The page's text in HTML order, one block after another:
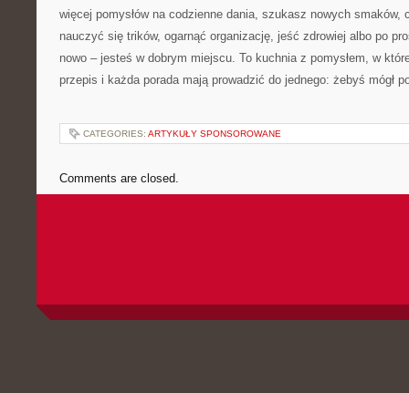
więcej pomysłów na codzienne dania, szukasz nowych
nauczyć się trików, ogarnąć organizację, jeść zdrowiej albo po
nowo – jesteś w dobrym miejscu. To kuchnia z pomysłem, w
przepis i każda porada mają prowadzić do jednego: żebyś mógł
CATEGORIES: ARTYKUŁY SPONSOROWANE
Comments are closed.